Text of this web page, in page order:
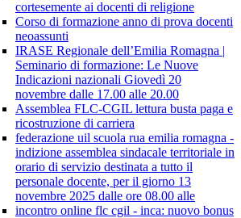
cortesemente ai docenti di religione
Corso di formazione anno di prova docenti
neoassunti
IRASE Regionale dell’Emilia Romagna |
Seminario di formazione: Le Nuove
Indicazioni nazionali Giovedì 20
novembre dalle 17.00 alle 20.00
Assemblea FLC-CGIL lettura busta paga e
ricostruzione di carriera
federazione uil scuola rua emilia romagna -
indizione assemblea sindacale territoriale in
orario di servizio destinata a tutto il
personale docente, per il giorno 13
novembre 2025 dalle ore 08.00 alle
incontro online flc cgil - inca: nuovo bonus